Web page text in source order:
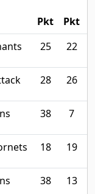
Pkt Pkt
25 22
28 26
38 7
18 19
38 13